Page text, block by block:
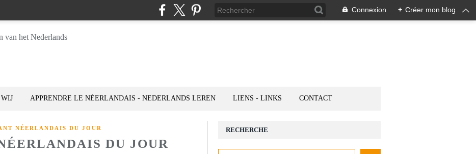
Connexion + Créer mon blog
APPRENDRE LE NÉERLANDAIS - NEDERLANDS LEREN LIENS - LINKS CONTACT
NÉERLANDAIS DU JOUR
DU JOUR
RECHERCHE